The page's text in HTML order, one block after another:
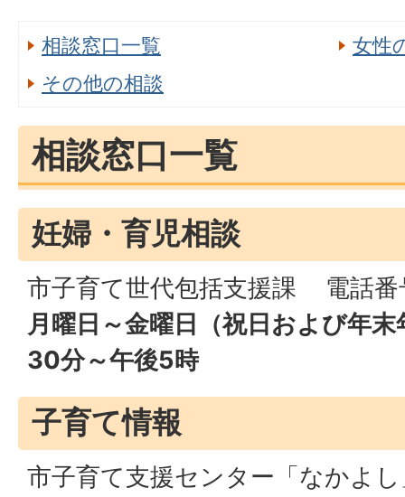
相談窓口一覧
女性
その他の相談
相談窓口一覧
妊婦・育児相談
市子育て世代包括支援課 電話
月曜日～金曜日
（祝日および年
30分～午後5時
子育て情報
市子育て支援センター「なかよ